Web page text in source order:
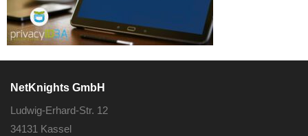
NetKnights GmbH
Ludwig-Erhard-Str. 12
34131 Kassel